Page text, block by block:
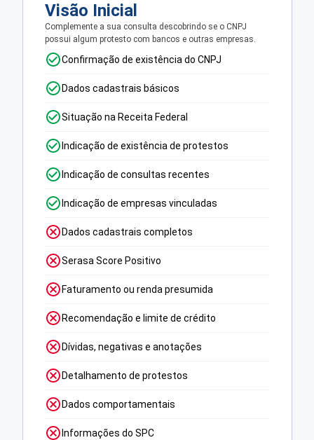
Visão Inicial
Complemente a sua consulta descobrindo se o CNPJ
possui algum protesto com bancos e outras empresas.
Confirmação de existência do CNPJ
Dados cadastrais básicos
Situação na Receita Federal
Indicação de existência de protestos
Indicação de consultas recentes
Indicação de empresas vinculadas
Dados cadastrais completos
Serasa Score Positivo
Faturamento ou renda presumida
Recomendação e limite de crédito
Dívidas, negativas e anotações
Detalhamento de protestos
Dados comportamentais
Informações do SPC